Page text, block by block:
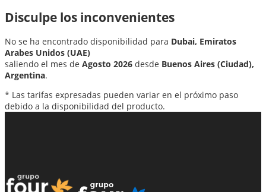
Disculpe los inconvenientes
No se ha encontrado disponibilidad para Dubai, Emiratos
Arabes Unidos (UAE)
saliendo el mes de Agosto 2026 desde Buenos Aires (Ciudad),
Argentina.
* Las tarifas expresadas pueden variar en el próximo paso
debido a la disponibilidad del producto.